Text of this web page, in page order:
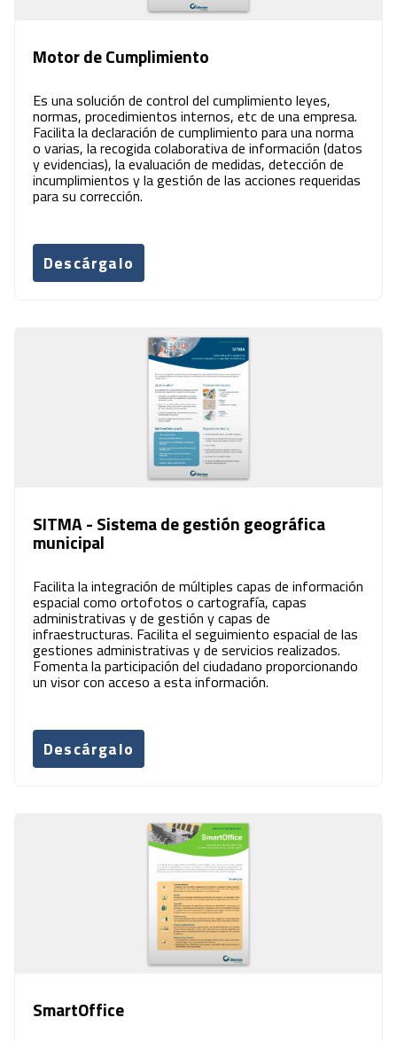
Motor de Cumplimiento
Es una solución de control del cumplimiento leyes,
normas, procedimientos internos, etc de una empresa.
Facilita la declaración de cumplimiento para una norma
o varias, la recogida colaborativa de información (datos
y evidencias), la evaluación de medidas, detección de
incumplimientos y la gestión de las acciones requeridas
para su corrección.
Descárgalo
SITMA - Sistema de gestión geográfica
municipal
Facilita la integración de múltiples capas de información
espacial como ortofotos o cartografía, capas
administrativas y de gestión y capas de
infraestructuras. Facilita el seguimiento espacial de las
gestiones administrativas y de servicios realizados.
Fomenta la participación del ciudadano proporcionando
un visor con acceso a esta información.
Descárgalo
SmartOffice